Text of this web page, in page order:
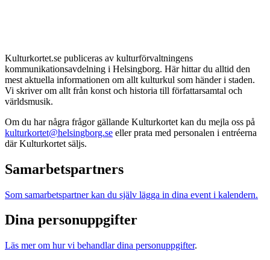
Kulturkortet.se publiceras av kulturförvaltningens
kommunikationsavdelning i Helsingborg. Här hittar du alltid den
mest aktuella informationen om allt kulturkul som händer i staden.
Vi skriver om allt från konst och historia till författarsamtal och
världsmusik.
Om du har några frågor gällande Kulturkortet kan du mejla oss på
kulturkortet@helsingborg.se eller prata med personalen i entréerna
där Kulturkortet säljs.
Samarbetspartners
Som samarbetspartner kan du själv lägga in dina event i kalendern.
Dina personuppgifter
Läs mer om hur vi behandlar dina personuppgifter.